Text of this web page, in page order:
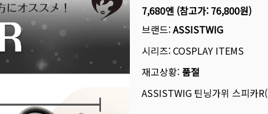
7,680엔 (참고가: 76,800원)
브랜드:ASSISTWIG
시리즈:COSPLAY ITEMS
재고상황: 품절
ASSISTWIG 틴닝가위 스피카